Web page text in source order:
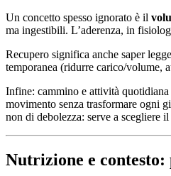
Un concetto spesso ignorato è il
ma ingestibili. L’aderenza, in
Recupero significa anche saper
temporanea (ridurre carico/volume,
Infine: cammino e attività
movimento senza trasformare ogni
non di debolezza: serve a scegliere
Nutrizione e